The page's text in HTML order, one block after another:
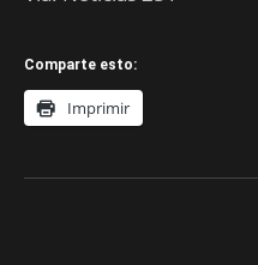
Comparte esto:
Imprimir